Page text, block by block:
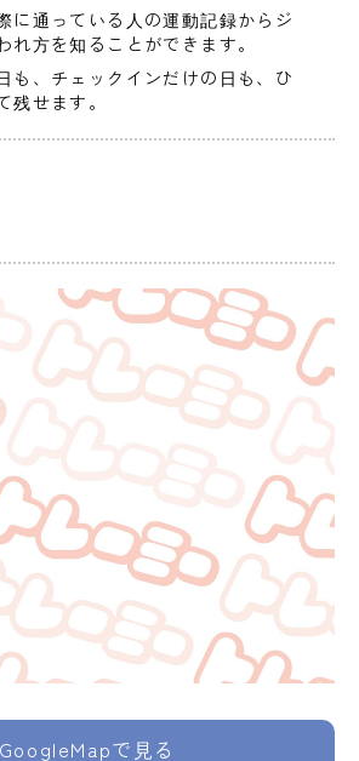
に通っている人の運動記録からジ
れ方を知ることができます。
も、チェックインだけの日も、ひ
残せます。
GoogleMapで見る